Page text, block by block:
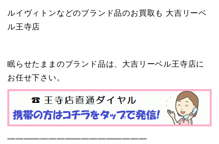
ルイヴィトンなどのブランド品のお買取も 大吉リーベ
ル王寺店
眠らせたままのブランド品は、大吉リーベル王寺店に
お任せ下さい。
—————————————————